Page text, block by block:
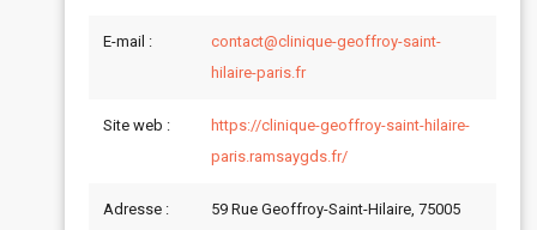
E-mail :
contact@clinique-geoffroy-saint-
hilaire-paris.fr
Site web :
https://clinique-geoffroy-saint-hilaire-
paris.ramsaygds.fr/
Adresse :
59 Rue Geoffroy-Saint-Hilaire, 75005